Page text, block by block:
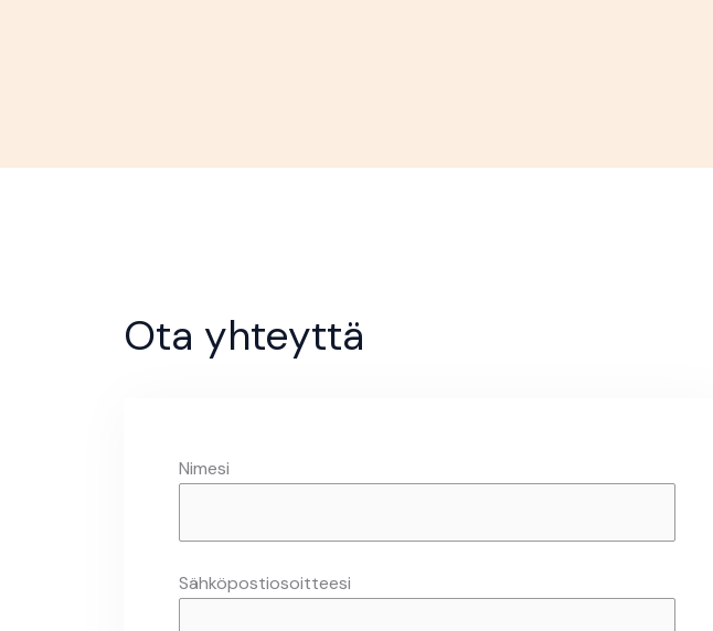
Ota yhteyttä
Nimesi
Sähköpostiosoitteesi